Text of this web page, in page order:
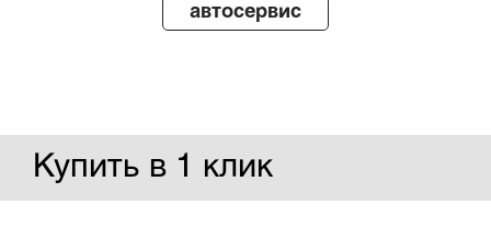
автосервис
Купить в 1 клик